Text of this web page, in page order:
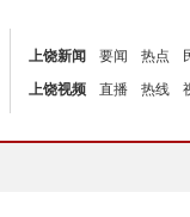
上饶新闻 要闻 热点
上饶视频
直播 热线